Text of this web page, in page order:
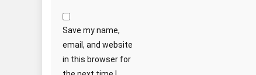
Save my name,
email, and website
in this browser for